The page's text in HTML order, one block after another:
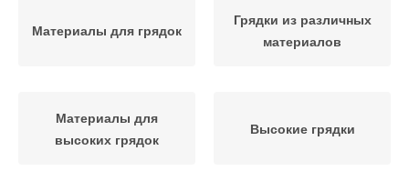
Материалы для грядок
Грядки из различных
материалов
Материалы для
высоких грядок
Высокие грядки